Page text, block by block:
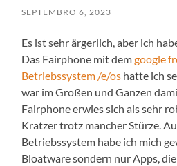
SEPTEMBRO 6, 2023
Es ist sehr ärgerlich, aber ich
Das Fairphone mit demgoogle
Betriebssystem /e/os hatte ich
war im Großen und Ganzen
Fairphone erwies sich als sehr
Kratzer trotz mancher Stürze.
Betriebssystem habe ich mich
Bloatware sondern nur Apps,